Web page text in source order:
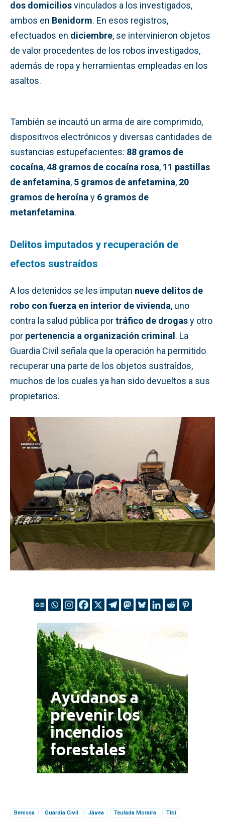
dos domiciliosvinculados a los investigados,
ambos en Benidorm. En esos registros,
efectuados en diciembre, se intervinieron objetos
de valor procedentes de los robos investigados,
además de ropa y herramientas empleadas en los
asaltos.
También se incautó un arma de aire comprimido,
dispositivos electrónicos y diversas cantidades de
sustancias estupefacientes: 88 gramos de
cocaína,48 gramos de cocaína rosa, 11 pastillas
de anfetamina, 5 gramos de anfetamina, 20
gramos de heroína y 6 gramos de
metanfetamina.
Delitos imputados y recuperación de
efectos sustraídos
A los detenidos se les imputan nueve delitos de
robo con fuerza en interior de vivienda, uno
contra la salud pública portráfico de drogasy otro
por pertenencia a organización criminal. La
Guardia Civil señala que la operación ha permitido
recuperar una parte de los objetos sustraídos,
muchos de los cuales ya han sido devueltos a sus
propietarios.
Benissa Guardia Civil Jávea Teulada Moraira
Tibi